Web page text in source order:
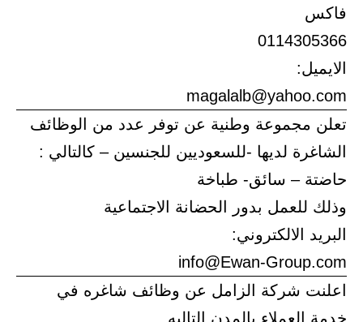
فاكس
0114305366
الايميل:
magalalb@yahoo.com
تعلن مجموعة وطنية عن توفر عدد من الوظائف
الشاغرة لديها -للسعوديين للجنسين – كالتالي :
حاضتة – سائق- طباخة
وذلك للعمل بدور الحضانة الاجتماعية
البريد الالكتروني:
info@Ewan-Group.com
اعلنت شركة الزامل عن وظائف شاغره في
خدمة العملاء بالمدن التاليه